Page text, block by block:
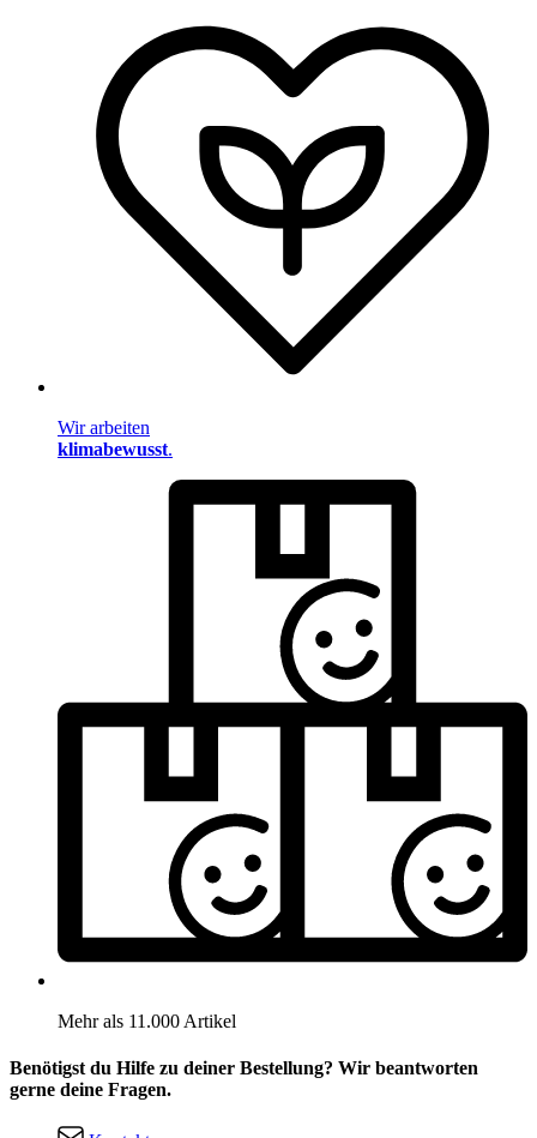
Wir arbeiten
klimabewusst.
Mehr als 11.000 Artikel
Benötigst du Hilfe zu deiner Bestellung? Wir beantworten
gerne deine Fragen.